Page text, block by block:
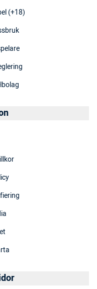
(+18)